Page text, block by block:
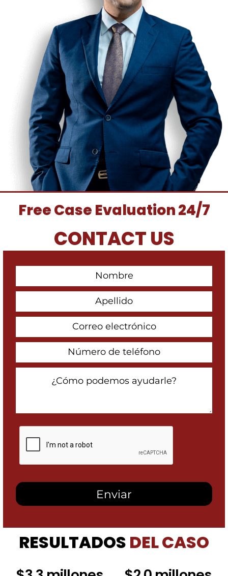
Free Case Evaluation 24/7
CONTACT US
You?
esta
casilla,
recibir
mensajes
SMS
Law
Group
relacionados
noticias
RESULTADOS DEL CASO